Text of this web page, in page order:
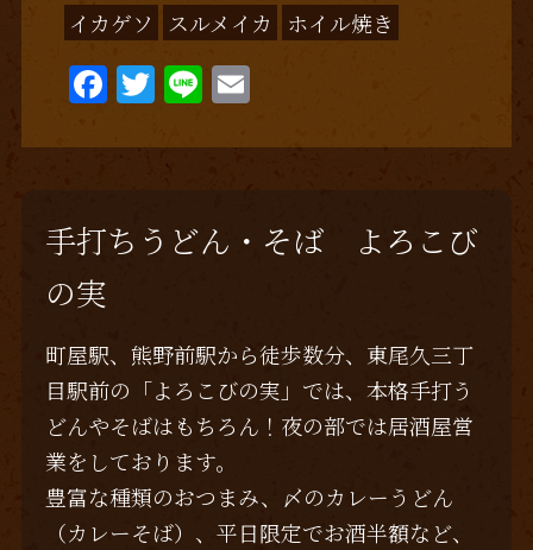
イカゲソ スルメイカ ホイル焼き
F
a
c
b
k
T
w
it
r
Li
n
e
E
ai
手打ちうどん・そば よろこび
の実
町屋駅、熊野前駅から徒歩数分、東尾久三丁
目駅前の「よろこびの実」では、本格手打う
どんやそばはもちろん！夜の部では居酒屋営
業をしております。
豊富な種類のおつまみ、〆のカレーうどん
（カレーそば）、平日限定でお酒半額など、